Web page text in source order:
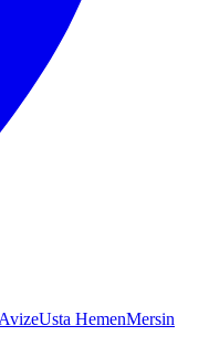
Usta HemenMersin